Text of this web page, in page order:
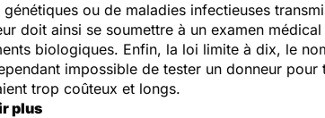
génétiques ou de maladies infectieuses
doit ainsi se soumettre à un examen
biologiques. Enfin, la loi limite à dix, le
impossible de tester un donneur
trop coûteux et longs.
plus